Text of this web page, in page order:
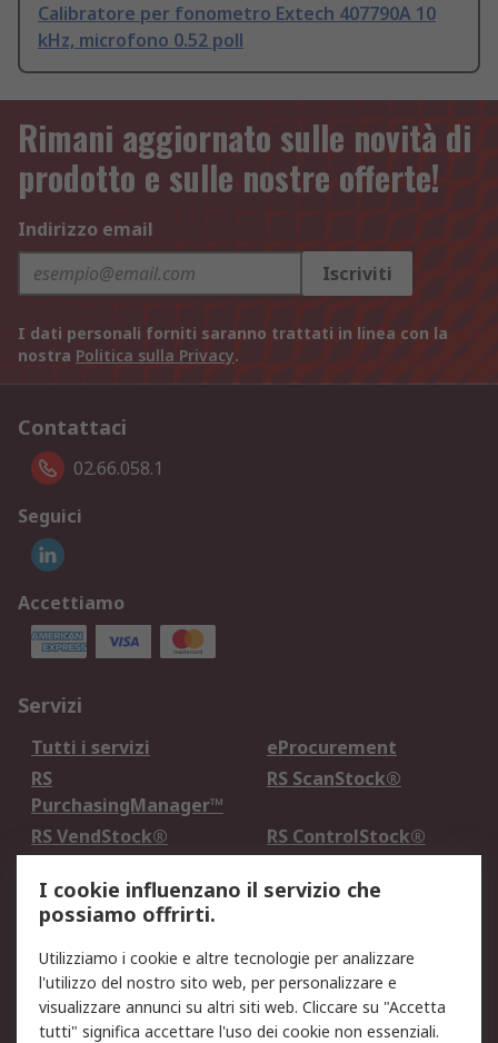
Calibratore per fonometro Extech 407790A 10
kHz, microfono 0.52 poll
Rimani aggiornato sulle novità di
prodotto e sulle nostre offerte!
Indirizzo email
Iscriviti
I dati personali forniti saranno trattati in linea con la
nostra Politica sulla Privacy.
Contattaci
02.66.058.1
Seguici
Accettiamo
Servizi
Tutti i servizi
eProcurement
RS
PurchasingManager™
RS ScanStock®
RS VendStock®
RS ControlStock®
Legale
Informativa Cookie
Informativa Privacy -
Aggiornata
Email Security
Termini d'uso
I cookie influenzano il servizio che
possiamo offrirti.
Utilizziamo i cookie e altre tecnologie per analizzare
l'utilizzo del nostro sito web, per personalizzare e
visualizzare annunci su altri siti web. Cliccare su "Accetta
tutti" significa accettare l'uso dei cookie non essenziali.